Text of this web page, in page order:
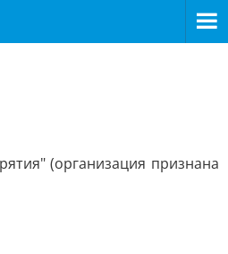
(организация признана